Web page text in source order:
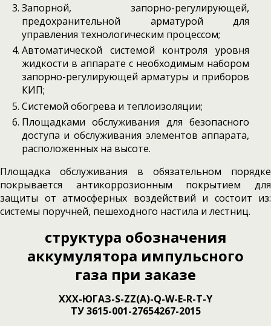
Запорной, запорно-регулирующей,
предохранительной арматурой для
управления технологическим процессом;
Автоматической системой контроля уровня
жидкости в аппарате с необходимым набором
запорно-регулирующей арматуры и приборов
КИП;
Системой обогрева и теплоизоляции;
Площадками обслуживания для безопасного
доступа и обслуживания элементов аппарата,
расположенных на высоте.
Площадка обслуживания в обязательном порядке
покрывается антикоррозионным покрытием для
защиты от атмосферных воздействий и состоит из:
системы поручней, пешеходного настила и лестниц.
структура обозначения
аккумулятора импульсного
газа при заказе
ХХХ-ЮГАЗ-S-ZZ(A)-Q-W-E-R-T-Y
ТУ 3615-001-27654267-2015